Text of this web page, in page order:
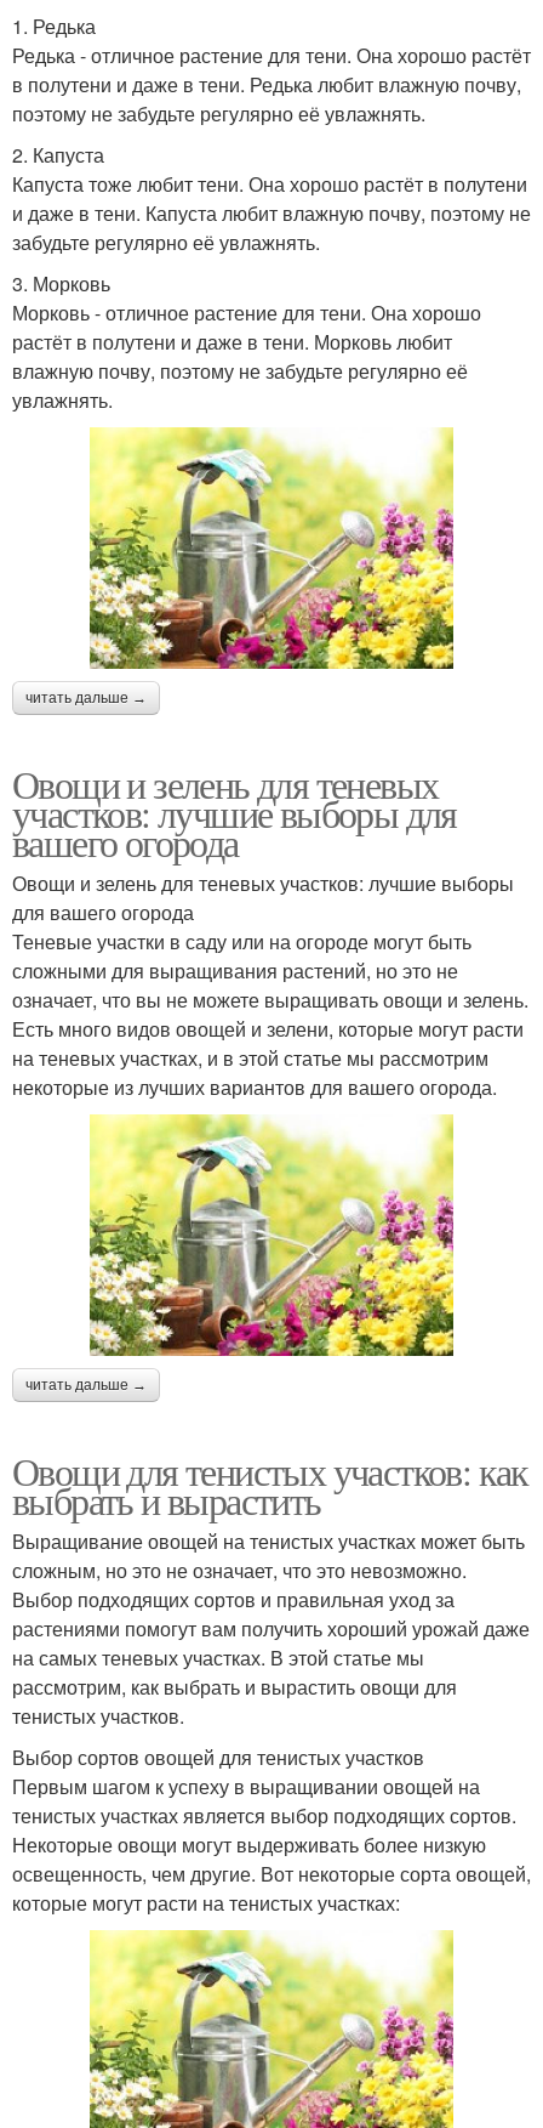
1. Редька
Редька - отличное растение для тени. Она хорошо растёт
в полутени и даже в тени. Редька любит влажную почву,
поэтому не забудьте регулярно её увлажнять.
2. Капуста
Капуста тоже любит тени. Она хорошо растёт в полутени
и даже в тени. Капуста любит влажную почву, поэтому не
забудьте регулярно её увлажнять.
3. Морковь
Морковь - отличное растение для тени. Она хорошо
растёт в полутени и даже в тени. Морковь любит
влажную почву, поэтому не забудьте регулярно её
увлажнять.
читать дальше →
Овощи и зелень для теневых
участков: лучшие выборы для
вашего огорода
Овощи и зелень для теневых участков: лучшие выборы
для вашего огорода
Теневые участки в саду или на огороде могут быть
сложными для выращивания растений, но это не
означает, что вы не можете выращивать овощи и зелень.
Есть много видов овощей и зелени, которые могут расти
на теневых участках, и в этой статье мы рассмотрим
некоторые из лучших вариантов для вашего огорода.
читать дальше →
Овощи для тенистых участков: как
выбрать и вырастить
Выращивание овощей на тенистых участках может быть
сложным, но это не означает, что это невозможно.
Выбор подходящих сортов и правильная уход за
растениями помогут вам получить хороший урожай даже
на самых теневых участках. В этой статье мы
рассмотрим, как выбрать и вырастить овощи для
тенистых участков.
Выбор сортов овощей для тенистых участков
Первым шагом к успеху в выращивании овощей на
тенистых участках является выбор подходящих сортов.
Некоторые овощи могут выдерживать более низкую
освещенность, чем другие. Вот некоторые сорта овощей,
которые могут расти на тенистых участках: